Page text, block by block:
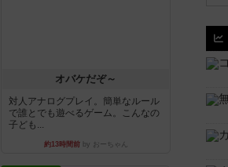
オバケだぞ～
対人アナログプレイ。簡単なルール
で誰とでも遊べるゲーム。こんなの
子ども...
約13時間前by おーちゃん